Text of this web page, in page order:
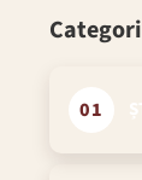
01